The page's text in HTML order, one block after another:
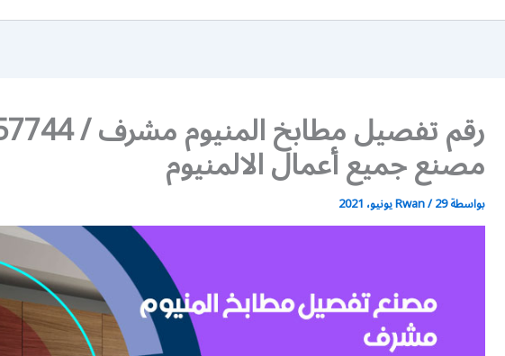
مصنع جميع أعمال الالمنيوم
بواسطة Rwan/29 يونيو، 2021